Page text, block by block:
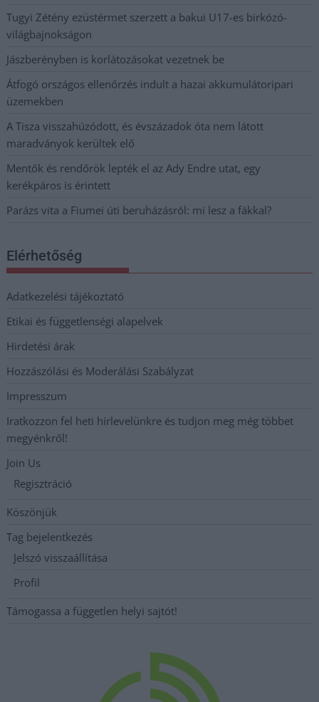
Tugyi Zétény ezüstérmet szerzett a bakui U17-es birkózó-
világbajnokságon
Jászberényben is korlátozásokat vezetnek be
Átfogó országos ellenőrzés indult a hazai akkumulátoripari
üzemekben
A Tisza visszahúzódott, és évszázadok óta nem látott
maradványok kerültek elő
Mentők és rendőrök lepték el az Ady Endre utat, egy
kerékpáros is érintett
Parázs vita a Fiumei úti beruházásról: mi lesz a fákkal?
Elérhetőség
Adatkezelési tájékoztató
Etikai és függetlenségi alapelvek
Hirdetési árak
Hozzászólási és Moderálási Szabályzat
Impresszum
Iratkozzon fel heti hírlevelünkre és tudjon meg még többet
megyénkről!
Join Us
Regisztráció
Köszönjük
Tag bejelentkezés
Jelszó visszaállítása
Profil
Támogassa a független helyi sajtót!